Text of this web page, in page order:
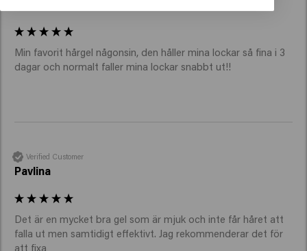
Min favorit hårgel någonsin, den håller mina lockar så fina i 3
dagar och normalt faller mina lockar snabbt ut!!
Verified Customer
Pavlina
Det är en mycket bra gel som är mjuk och inte får håret att
falla ut men samtidigt effektivt. Jag rekommenderar det för
att fixa